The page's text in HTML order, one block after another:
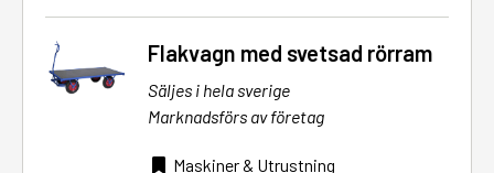
Flakvagn med svetsad rörram
Säljes i hela sverige
Marknadsförs av företag
Maskiner & Utrustning